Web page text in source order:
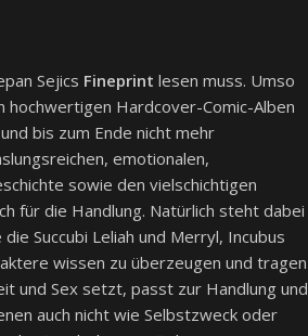
Sejics Fineprint lesen muss. Umso
hochwertigen Hardcover-Comic-Alben
bis zum Ende nicht mehr
emotionalen,
sowie den vielschichtigen
für die Handlung. Natürlich steht dabei
Succubi Leliah und Merryl, Incubus
wissen zu überzeugen und tragen
und Sex setzt, passt zur Handlung und
auch nicht wie Selbstzweck oder